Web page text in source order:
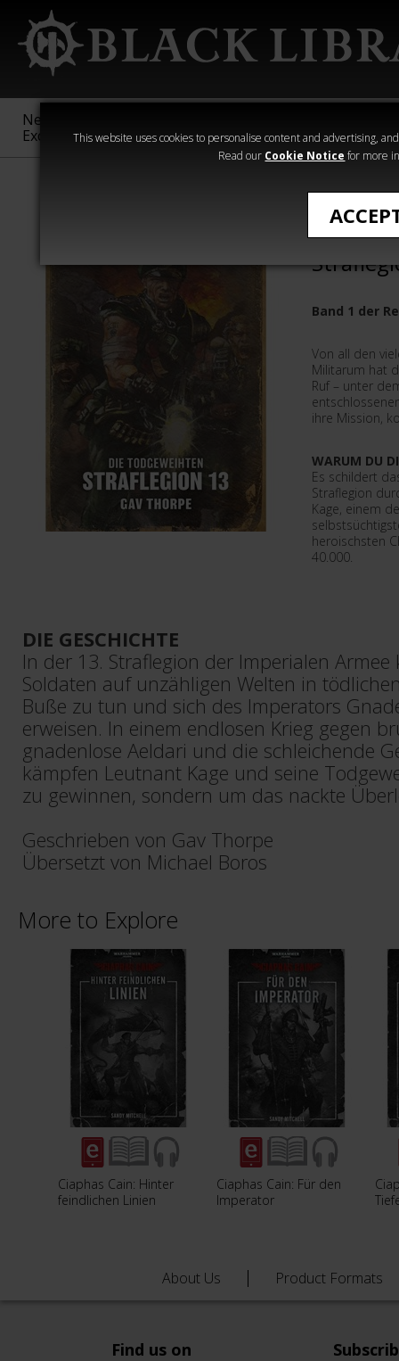
This website uses cookies to personalise content and advertising,
Read our Cookie Notice for more
New &
Exclusive
Sigmar
40,000
Heresy
Die
Band 1 der
Von all den
Militarum hat
Ruf – unter
ihre Mission,
WARUM DU
Es schildert
Straflegion
Kage, einem
heroischsten
40.000.
DIE GESCHICHTE
In der 13. Straflegion der Imperialen
Soldaten auf unzähligen Welten in
Buße zu tun und sich des Imperators
erweisen. In einem endlosen Krieg gegen
gnadenlose Aeldari und die schleichende
kämpfen Leutnant Kage und seine
zu gewinnen, sondern um das nackte
Geschrieben von Gav Thorpe
Übersetzt von Michael Boros
More to Explore
Ciaphas Cain: Hinter
feindlichen Linien
Ciaphas Cain: Für den
Imperator
About Us Product Formats
Find us on